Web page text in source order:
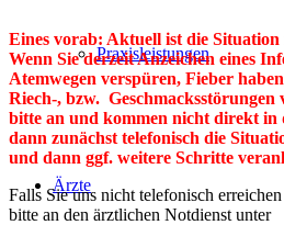
Praxisleistungen
Ärzte
Eines vorab: Aktuell ist die
Wenn Sie derzeit Anzeichen eines
Atemwegen verspüren, Fieber
Riech-, bzw. Geschmacksstörungen
bitte an und kommen nicht direkt in
dann zunächst telefonisch die
und dann ggf. weitere Schritte
Falls Sie uns nicht telefonisch
bitte an den ärztlichen Notdienst unter